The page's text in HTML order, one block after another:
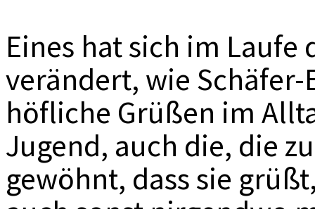
Eines hat sich im
verändert, wie
höfliche Grüßen im
Jugend, auch die, die
gewöhnt, dass sie